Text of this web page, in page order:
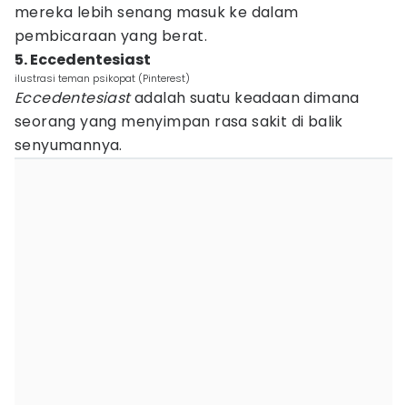
mereka lebih senang masuk ke dalam
pembicaraan yang berat.
5. Eccedentesiast
ilustrasi teman psikopat (Pinterest)
Eccedentesiastadalah suatu keadaan dimana
seorang yang menyimpan rasa sakit di balik
senyumannya.